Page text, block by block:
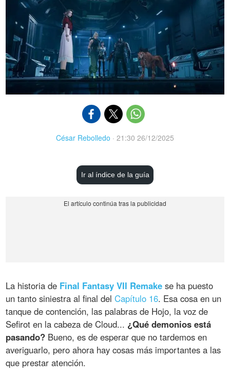
César Rebolledo · 21:30 26/12/2025
Ir al índice de la guía
La historia de Final Fantasy VII Remake se ha puesto
un tanto siniestra al final delCapítulo 16. Esa cosa en un
tanque de contención, las palabras de Hojo, la voz de
Sefirot en la cabeza de Cloud... ¿Qué demonios está
pasando? Bueno, es de esperar que no tardemos en
averiguarlo, pero ahora hay cosas más importantes a las
que prestar atención.